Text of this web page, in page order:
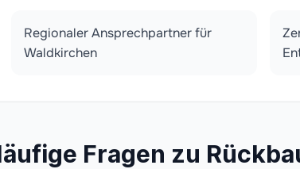
Regionaler Ansprechpartner für
Waldkirchen
Fragen zu